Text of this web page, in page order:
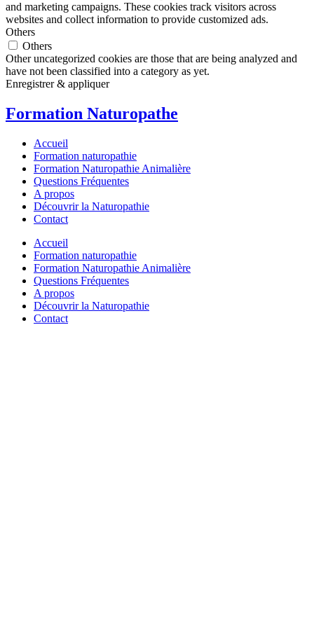
and marketing campaigns. These cookies track visitors across
websites and collect information to provide customized ads.
Others
Others
Other uncategorized cookies are those that are being analyzed and
have not been classified into a category as yet.
Enregistrer & appliquer
Formation Naturopathe
Accueil
Formation naturopathie
Formation Naturopathie Animalière
Questions Fréquentes
A propos
Découvrir la Naturopathie
Contact
Accueil
Formation naturopathie
Formation Naturopathie Animalière
Questions Fréquentes
A propos
Découvrir la Naturopathie
Contact